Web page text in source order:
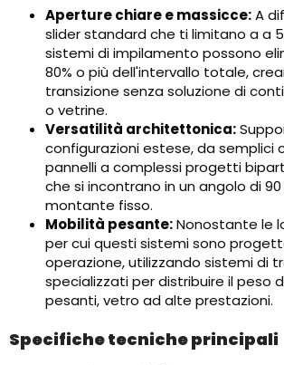
Aperture chiare e massicce:A
slider standard che ti limitano a a
sistemi di impilamento possono
80% o più dell'intervallo totale,
transizione senza soluzione di
o vetrine.
Versatilità architettonica:
configurazioni estese, da semplici
pannelli a complessi progetti
che si incontrano in un angolo di
montante fisso.
Mobilità pesante:Nonostante le
per cui questi sistemi sono
operazione, utilizzando sistemi di
specializzati per distribuire il peso
pesanti, vetro ad alte prestazioni.
Specifiche tecniche principali